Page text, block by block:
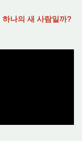
나의 새 사람일까?